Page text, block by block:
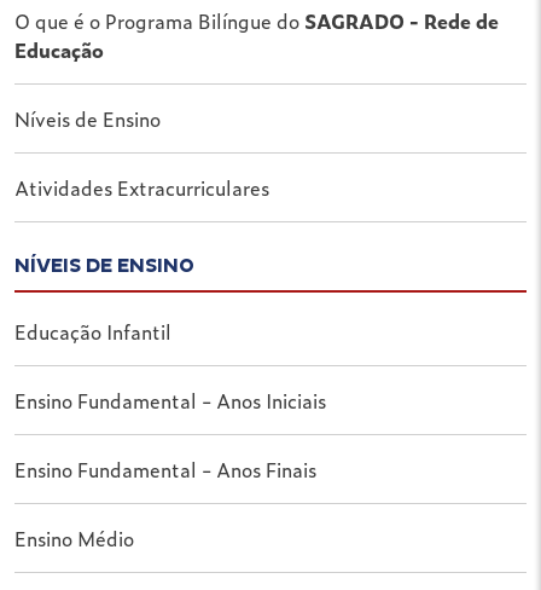
O que é o Programa Bilíngue do SAGRADO - Rede de
Educação
Níveis de Ensino
Atividades Extracurriculares
NÍVEIS DE ENSINO
Educação Infantil
Ensino Fundamental - Anos Iniciais
Ensino Fundamental - Anos Finais
Ensino Médio